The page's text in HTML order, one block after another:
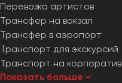
Перевозка артистов
Трансфер на вокзал
Трансфер в аэропорт
Транспорт для экскурсий
Транспорт на корпоратив
Показать больше